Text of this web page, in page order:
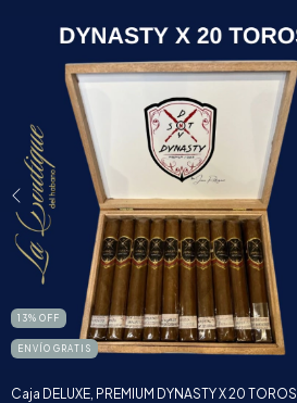
13% OFF
ENVÍO GRATIS
Caja DELUXE, PREMIUM DYNASTY X 20 TOROS